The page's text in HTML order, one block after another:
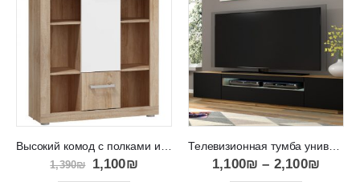
1,390₪ 1,100₪
Телевизионная тумба универсальная RTV Aura 200
1,100₪ – 2,100₪